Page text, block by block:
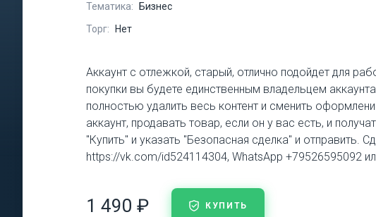
Тематика:
Бизнес
Торг:
Нет
Аккаунт с отлежкой, старый, отлично подойдет для
покупки вы будете единственным владельцем
полностью удалить весь контент и сменить
аккаунт, продавать товар, если он у вас есть, и
"Купить" и указать "Безопасная сделка" и
https://vk.com/id524114304, WhatsApp +79526595092
1 490 ₽ КУПИТЬ